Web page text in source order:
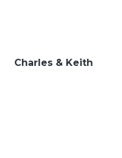
Charles & Keith